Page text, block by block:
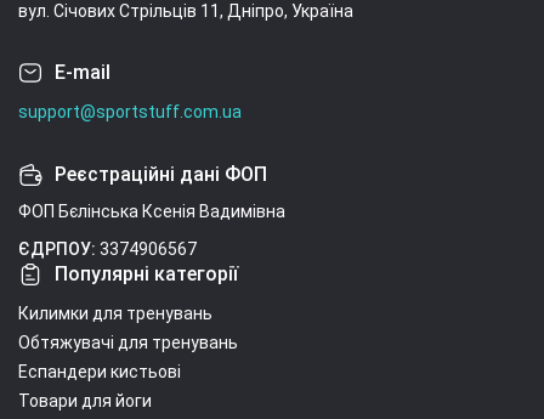
вул. Січових Стрільців 11, Дніпро, Україна
E-mail
support@sportstuff.com.ua
Реєстраційні дані ФОП
ФОП Бєлінська Ксенія Вадимівна
ЄДРПОУ: 3374906567
Популярні категорії
Килимки для тренувань
Обтяжувачі для тренувань
Еспандери кистьові
Товари для йоги